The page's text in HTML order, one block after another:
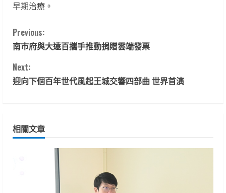
早期治療。
C
o
n
i
n
Previous:
南巿府與大遠百攜手推動捐贈雲端發票
Next:
迎向下個百年世代風起王城交響四部曲 世界首演
相關文章